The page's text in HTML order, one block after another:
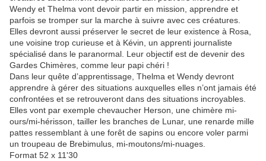
Wendy et Thelma vont devoir partir en mission, apprendre et
parfois se tromper sur la marche à suivre avec ces créatures.
Elles devront aussi préserver le secret de leur existence à Rosa,
une voisine trop curieuse et à Kévin, un apprenti journaliste
spécialisé dans le paranormal. Leur objectif est de devenir des
Gardes Chimères, comme leur papi chéri !
Dans leur quête d’apprentissage, Thelma et Wendy devront
apprendre à gérer des situations auxquelles elles n’ont jamais été
confrontées et se retrouveront dans des situations incroyables.
Elles vont par exemple chevaucher Herson, une chimère mi-
ours/mi-hérisson, tailler les branches de Lunar, une renarde mille
pattes ressemblant à une forêt de sapins ou encore voler parmi
un troupeau de Brebimulus, mi-moutons/mi-nuages.
Format 52 x 11'30